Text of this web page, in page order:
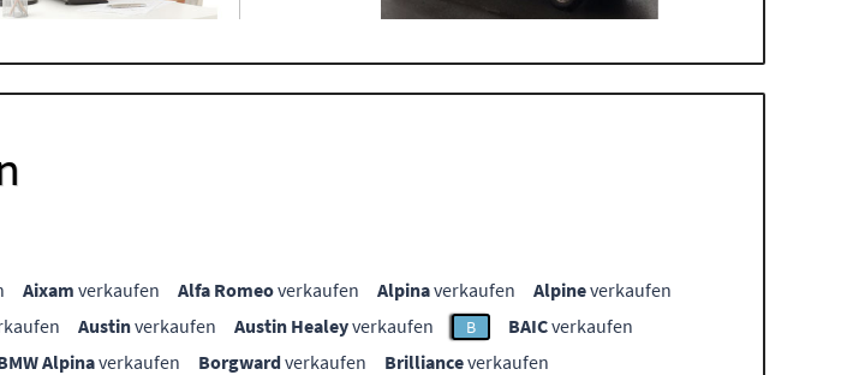
Aixam verkaufen Alfa Romeoverkaufen Alpinaverkaufen Alpineverkaufen
Austinverkaufen Austin Healeyverkaufen B BAICverkaufen
Alpinaverkaufen Borgwardverkaufen Brillianceverkaufen